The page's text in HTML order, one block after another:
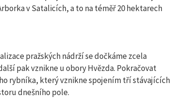
v Satalicích, a to na téměř 20 hektarech
pražských nádrží se dočkáme zcela
pak vznikne u obory Hvězda. Pokračovat
rybníka, který vznikne spojením tří stávajících
dnešního pole.